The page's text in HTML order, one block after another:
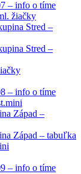
– info o tíme
žiačky
Stred –
Stred –
– info o tíme
Západ –
Západ – tabuľka
– info o tíme